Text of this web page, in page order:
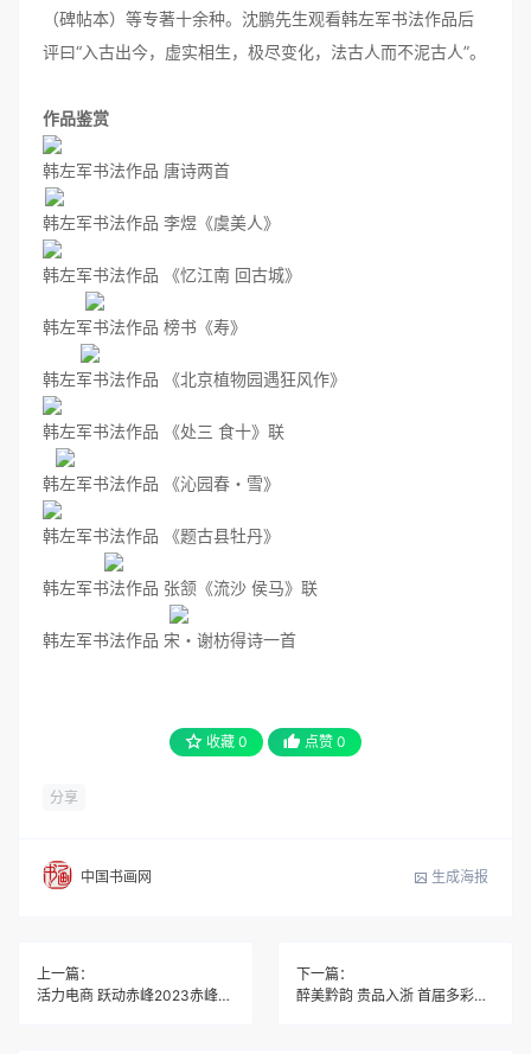
（碑帖本）等专著十余种。沈鹏先生观看韩左军书法作品后
评曰“入古出今，虚实相生，极尽变化，法古人而不泥古人”。
作品鉴赏
韩左军书法作品 唐诗两首
韩左军书法作品 李煜《虞美人》
韩左军书法作品 《忆江南 回古城》
韩左军书法作品 榜书《寿》
韩左军书法作品 《北京植物园遇狂风作》
韩左军书法作品 《处三 食十》联
韩左军书法作品 《沁园春・雪》
韩左军书法作品 《题古县牡丹》
韩左军书法作品 张颔《流沙 侯马》联
韩左军书法作品 宋・谢枋得诗一首
收藏 0 点赞 0
分享
中国书画网 生成海报
上一篇：
活力电商 跃动赤峰2023赤峰市首届电商直播节盛大启幕
下一篇：
醉美黔韵 贵品入浙 首届多彩贵州非遗文化-贵品博览会